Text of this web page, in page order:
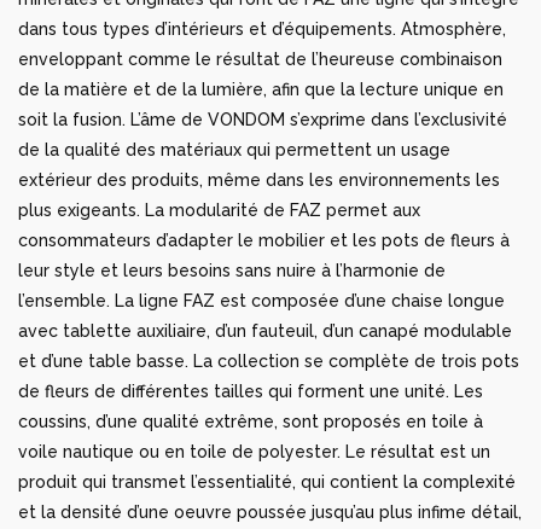
dans tous types d’intérieurs et d’équipements. Atmosphère,
enveloppant comme le résultat de l’heureuse combinaison
de la matière et de la lumière, afin que la lecture unique en
soit la fusion. L’âme de VONDOM s’exprime dans l’exclusivité
de la qualité des matériaux qui permettent un usage
extérieur des produits, même dans les environnements les
plus exigeants. La modularité de FAZ permet aux
consommateurs d’adapter le mobilier et les pots de fleurs à
leur style et leurs besoins sans nuire à l’harmonie de
l’ensemble. La ligne FAZ est composée d’une chaise longue
avec tablette auxiliaire, d’un fauteuil, d’un canapé modulable
et d’une table basse. La collection se complète de trois pots
de fleurs de différentes tailles qui forment une unité. Les
coussins, d’une qualité extrême, sont proposés en toile à
voile nautique ou en toile de polyester. Le résultat est un
produit qui transmet l’essentialité, qui contient la complexité
et la densité d’une oeuvre poussée jusqu’au plus infime détail,